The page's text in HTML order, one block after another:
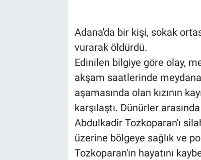
Adana'da bir kişi, sokak
vurarak öldürdü.
Edinilen bilgiye göre olay,
akşam saatlerinde
aşamasında olan kızının
karşılaştı. Dünürler
Abdulkadir Tozkoparan'ı
üzerine bölgeye sağlık ve
Tozkoparan'ın hayatını